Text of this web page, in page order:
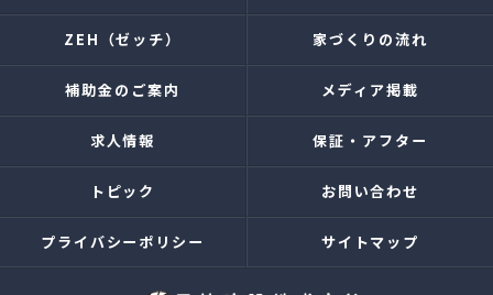
ZEH（ゼッチ） 家づくりの流れ
補助金のご案内 メディア掲載
求人情報 保証・アフター
トピック お問い合わせ
プライバシーポリシー サイトマップ